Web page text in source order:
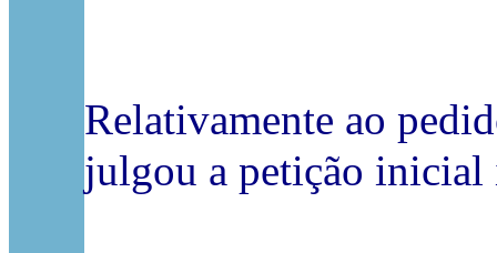
Relativamente ao
julgou a petição inicial